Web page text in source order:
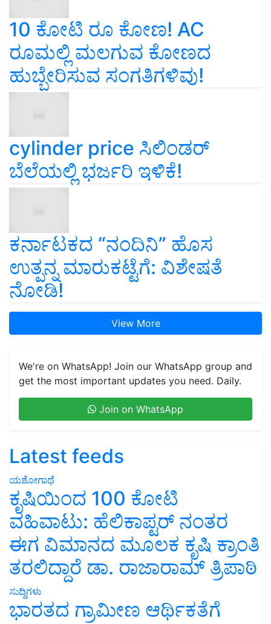
10 ಕೋಟಿ ರೂ ಕೋಣ! AC
ರೂಮಲ್ಲಿ ಮಲಗುವ ಕೋಣದ
ಹುಬ್ಬೇರಿಸುವ ಸಂಗತಿಗಳಿವು!
cylinder price ಸಿಲಿಂಡರ್‌
ಬೆಲೆಯಲ್ಲಿ ಭರ್ಜರಿ ಇಳಿಕೆ!
ಕರ್ನಾಟಕದ “ನಂದಿನಿ” ಹೊಸ
ಉತ್ಪನ್ನ ಮಾರುಕಟ್ಟೆಗೆ: ವಿಶೇಷತೆ
ನೋಡಿ!
View More
We're on WhatsApp! Join our WhatsApp group and
get the most important updates you need. Daily.
Join on WhatsApp
Latest feeds
ಯಶೋಗಾಥೆ
ಕೃಷಿಯಿಂದ 100 ಕೋಟಿ
ವಹಿವಾಟು: ಹೆಲಿಕಾಪ್ಟರ್ ನಂತರ
ಈಗ ವಿಮಾನದ ಮೂಲಕ ಕೃಷಿ ಕ್ರಾಂತಿ
ತರಲಿದ್ದಾರೆ ಡಾ. ರಾಜಾರಾಮ್ ತ್ರಿಪಾಠಿ
ಸುದ್ದಿಗಳು
ಭಾರತದ ಗ್ರಾಮೀಣ ಆರ್ಥಿಕತೆಗೆ